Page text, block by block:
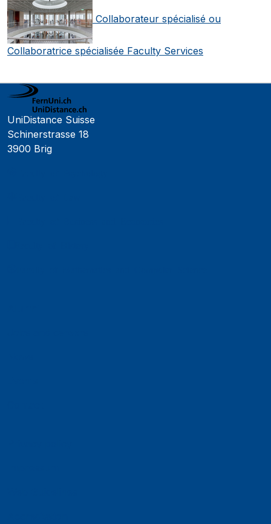
Collaborateur spécialisé ou
Collaboratrice spécialisée Faculty Services
UniDistance Suisse
Schinerstrasse 18
3900 Brig